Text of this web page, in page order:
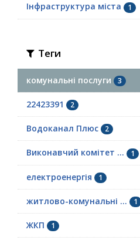
Інфраструктура міста 1
Теги
комунальні послуги 3
22423391 2
Водоканал Плюс 2
Виконавчий комітет ... 1
електроенергія 1
житлово-комунальні ... 1
ЖКП 1